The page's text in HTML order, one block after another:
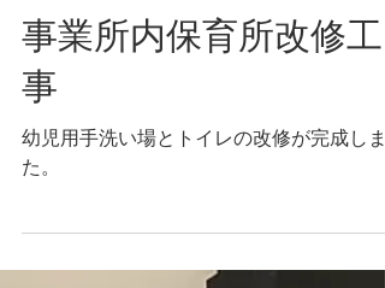
事業所内保育所改修工